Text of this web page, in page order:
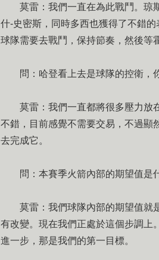
莫雷：我們一直在為此戰鬥。琼
什-史密斯，同時多西也獲得了不錯
球隊需要去戰鬥，保持節奏，然後等
問：哈登看上去是球隊的控衛，
莫雷：我們一直都將很多壓力放
不錯，目前感覺不需要交易，不過顯
去完成它。
問：本賽季火箭內部的期望值是
莫雷：我們球隊內部的期望值就
有改變。現在我們正處於這個步調上
進一步，那是我們的第一目標。